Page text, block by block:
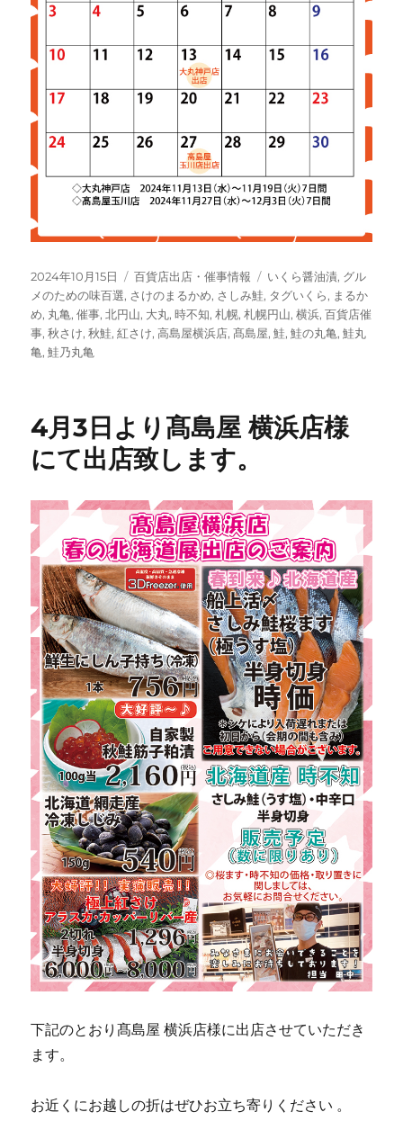
投
稿
日:
2024年10月15日
カ
テ
ゴ
リ
百貨店出店・催事情報
タ
グ
いくら醤油漬, グル
メのための味百選, さけのまるかめ, さしみ鮭, タグいくら, まるか
め, 丸亀,催事,北円山, 大丸,時不知,札幌,札幌円山,横浜,百貨店催
事,秋さけ,秋鮭,紅さけ,高島屋横浜店,髙島屋,鮭,鮭の丸亀,鮭丸
亀,鮭乃丸亀
4月3日より髙島屋 横浜店様
にて出店致します。
下記のとおり髙島屋 横浜店様に出店させていただき
ます。
お近くにお越しの折はぜひお立ち寄りください 。